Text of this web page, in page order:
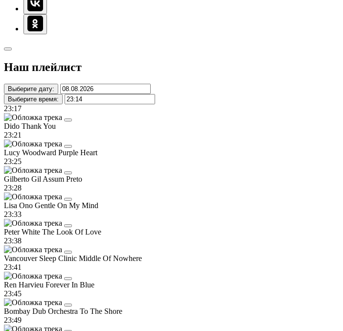
Наш плейлист
Выберите дату:
Выберите время:
23:17
Dido Thank You
23:21
Lucy Woodward Purple Heart
23:25
Gilberto Gil Assum Preto
23:28
Lisa Ono Gentle On My Mind
23:33
Peter White The Look Of Love
23:38
Vancouver Sleep Clinic Middle Of Nowhere
23:41
Ren Harvieu Forever In Blue
23:45
Bombay Dub Orchestra To The Shore
23:49